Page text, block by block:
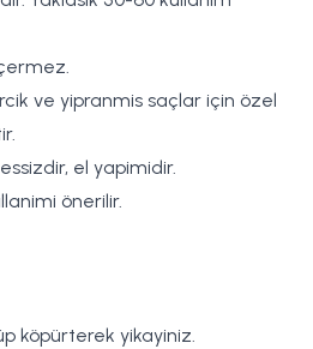
ve yipranmis saçlar için özel
el yapimidir.
önerilir.
köpürterek yikayiniz.